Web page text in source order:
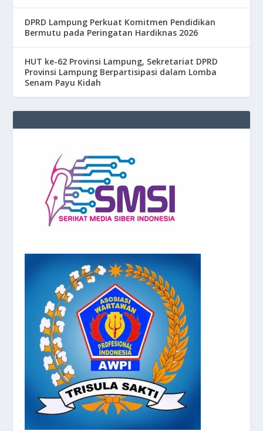
DPRD Lampung Perkuat Komitmen Pendidikan
Bermutu pada Peringatan Hardiknas 2026
HUT ke-62 Provinsi Lampung, Sekretariat DPRD
Provinsi Lampung Berpartisipasi dalam Lomba
Senam Payu Kidah